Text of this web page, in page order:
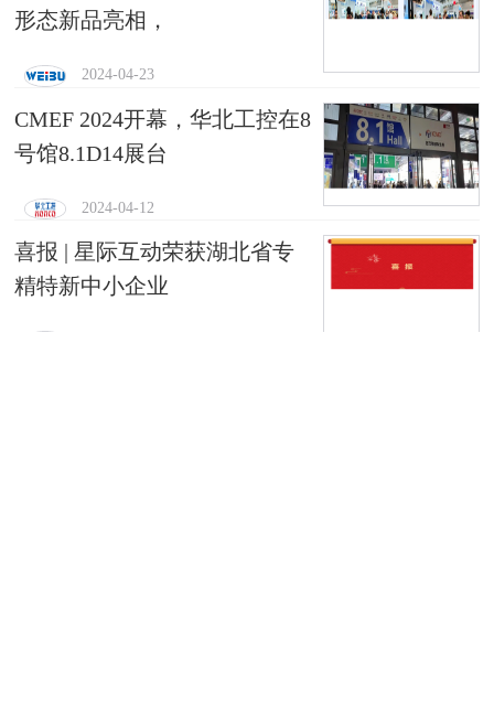
形态新品亮相，
2024-04-23
CMEF 2024开幕，华北工控在8
号馆8.1D14展台
2024-04-12
喜报 | 星际互动荣获湖北省专
精特新中小企业